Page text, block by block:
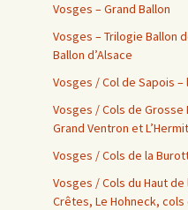
Vosges – Grand Ballon
Vosges – Trilogie Ballon
Ballon d’Alsace
Vosges / Col de Sapois –
Vosges / Cols de Grosse
Grand Ventron et
Vosges / Cols de la
Vosges / Cols du Haut
Crêtes, Le Hohneck,